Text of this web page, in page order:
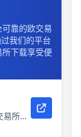
靠的欧交易
我们的平台
下载享受便
欧交易所网站 下载注册登录 欧交易所电脑版网页版网址